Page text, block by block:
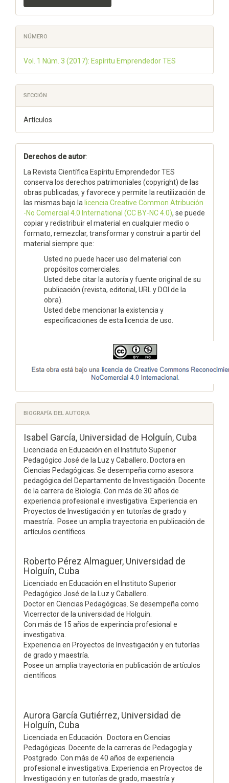
NÚMERO
Vol. 1 Núm. 3 (2017): Espíritu Emprendedor TES
SECCIÓN
Artículos
Derechos de autor:
La Revista Científica Espíritu Emprendedor TES
conserva los derechos patrimoniales (copyright) de las
obras publicadas, y favorece y permite la reutilización de
las mismas bajo la licencia Creative Common Atribución
-No Comercial 4.0 International (CC BY-NC 4.0), se puede
copiar y redistribuir el material en cualquier medio o
formato, remezclar, transformar y construir a partir del
material siempre que:
Usted no puede hacer uso del material con
propósitos comerciales.
Usted debe citar la autoría y fuente original de su
publicación (revista, editorial, URL y DOI de la
obra).
Usted debe mencionar la existencia y
especificaciones de esta licencia de uso.
BIOGRAFÍA DEL AUTOR/A
Isabel García, Universidad de Holguín, Cuba
Licenciada en Educación en el Instituto Superior
Pedagógico José de la Luz y Caballero. Doctora en
Ciencias Pedagógicas. Se desempeña como asesora
pedagógica del Departamento de Investigación. Docente
de la carrera de Biología. Con más de 30 años de
experiencia profesional e investigativa. Experiencia en
Proyectos de Investigación y en tutorías de grado y
maestría. Posee un amplia trayectoria en publicación de
artículos científicos.
Roberto Pérez Almaguer, Universidad de
Holguín, Cuba
Licenciado en Educación en el Instituto Superior
Pedagógico José de la Luz y Caballero.
Doctor en Ciencias Pedagógicas. Se desempeña como
Vicerrector de la universidad de Holguín.
Con más de 15 años de experincia profesional e
investigativa.
Experiencia en Proyectos de Investigación y en tutorías
de grado y maestría.
Posee un amplia trayectoria en publicación de artículos
científicos.
Aurora García Gutiérrez, Universidad de
Holguín, Cuba
Licenciada en Educación. Doctora en Ciencias
Pedagógicas. Docente de la carreras de Pedagogía y
Postgrado. Con más de 40 años de experiencia
profesional e investigativa. Experiencia en Proyectos de
Investigación y en tutorías de grado, maestría y